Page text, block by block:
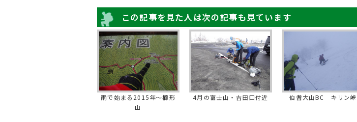
この記事を見た人は次の記事も見ています
雨で始まる2015年～櫛形
山
4月の富士山・吉田口付近 伯耆大山BC キリン峠